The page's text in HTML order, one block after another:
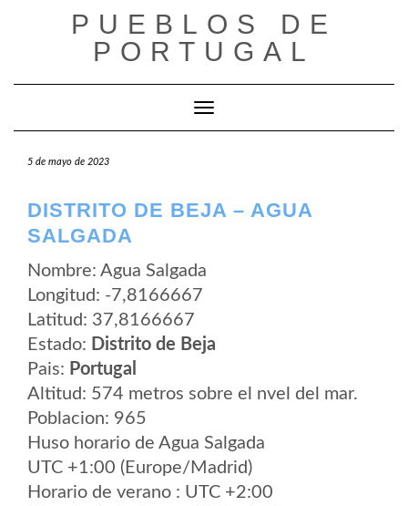
PUEBLOS DE
PORTUGAL
Cambiar modo de navegación
5 de mayo de 2023
DISTRITO DE BEJA – AGUA
SALGADA
Nombre: Agua Salgada
Longitud: -7,8166667
Latitud: 37,8166667
Estado: Distrito de Beja
Pais: Portugal
Altitud: 574 metros sobre el nvel del mar.
Poblacion: 965
Huso horario de Agua Salgada
UTC +1:00 (Europe/Madrid)
Horario de verano : UTC +2:00